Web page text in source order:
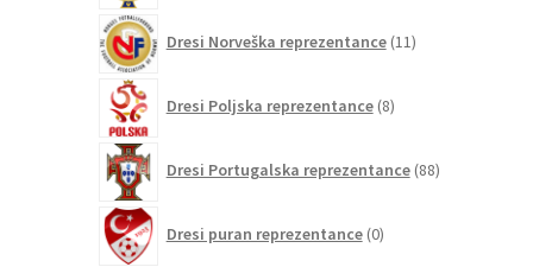
Dresi Norveška reprezentance 11izdelkov
Dresi Poljska reprezentance 8izdelkov
Dresi Portugalska reprezentance 88izdelkov
Dresi puran reprezentance 0izdelkov